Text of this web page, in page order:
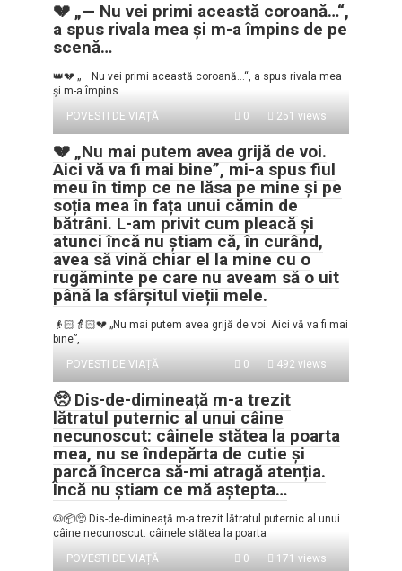
💔 „— Nu vei primi această coroană…“,
a spus rivala mea și m-a împins de pe
scenă…
👑💔 „— Nu vei primi această coroană…“, a spus rivala mea
și m-a împins
POVESTI DE VIAȚĂ
0 251 views
💔 „Nu mai putem avea grijă de voi.
Aici vă va fi mai bine”, mi-a spus fiul
meu în timp ce ne lăsa pe mine și pe
soția mea în fața unui cămin de
bătrâni. L-am privit cum pleacă și
atunci încă nu știam că, în curând,
avea să vină chiar el la mine cu o
rugăminte pe care nu aveam să o uit
până la sfârșitul vieții mele.
👴🏻👵🏻💔 „Nu mai putem avea grijă de voi. Aici vă va fi mai
bine”,
POVESTI DE VIAȚĂ
0 492 views
🥺 Dis-de-dimineață m-a trezit
lătratul puternic al unui câine
necunoscut: câinele stătea la poarta
mea, nu se îndepărta de cutie și
parcă încerca să-mi atragă atenția.
Încă nu știam ce mă aștepta…
🐶📦🥺 Dis-de-dimineață m-a trezit lătratul puternic al unui
câine necunoscut: câinele stătea la poarta
POVESTI DE VIAȚĂ
0 171 views